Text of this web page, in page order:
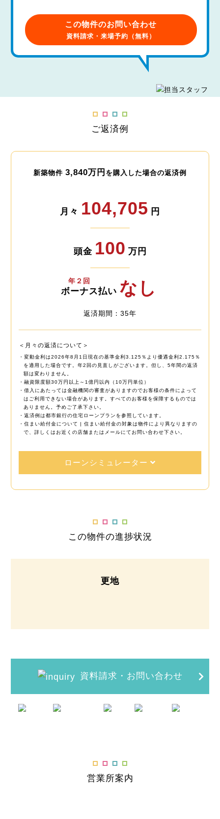
この物件のお問い合わせ
資料請求・来場予約（無料）
ご返済例
新築物件 3,840万円 を購入した場合の返済例
月々 104,705 円
頭金 100 万円
年２回
ボーナス払い なし
返済期間：35年
＜月々の返済について＞
・変動金利は2026年8月1日現在の基準金利3.125％より優遇金利2.175％
を適用した場合です。年2回の見直しがございます。但し、5年間の返済
額は変わりません。
・融資限度額30万円以上～1億円以内（10万円単位）
・借入にあたっては金融機関の審査がありますのでお客様の条件によって
はご利用できない場合があります。すべてのお客様を保障するものでは
ありません。予めご了承下さい。
・返済例は都市銀行の住宅ローンプランを参照しています。
・住まい給付金について | 住まい給付金の対象は物件により異なりますの
で、詳しくはお近くの店舗またはメールにてお問い合わせ下さい。
ローンシミュレーター
この物件の進捗状況
更地
資料請求・お問い合わせ
営業所案内